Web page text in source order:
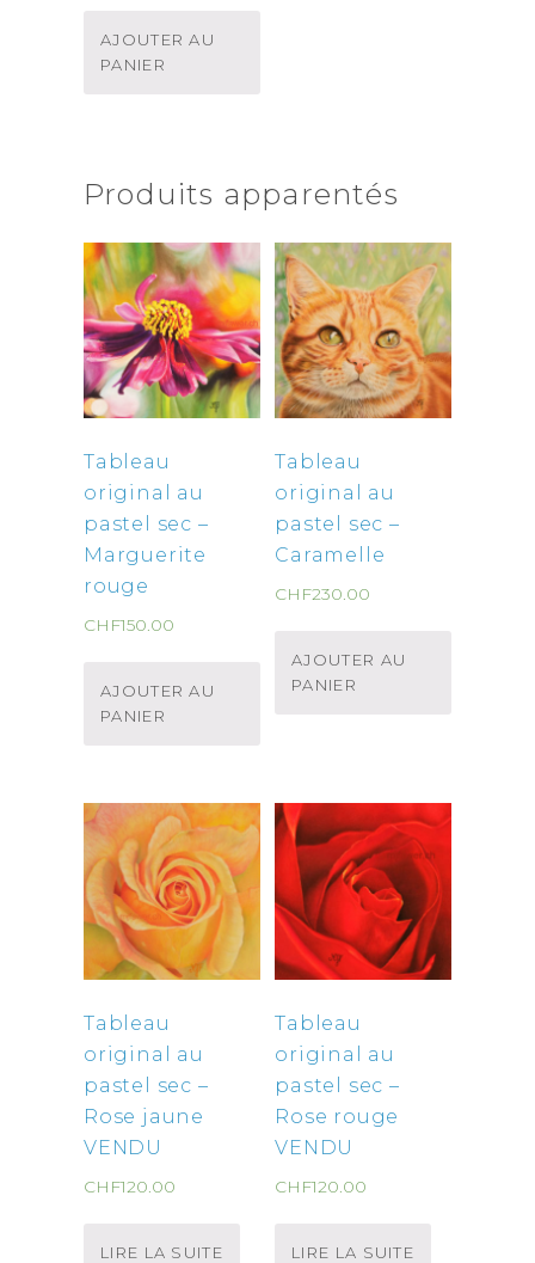
AJOUTER AU
PANIER
Produits apparentés
Tableau
original au
pastel sec –
Marguerite
rouge
CHF150.00
AJOUTER AU
PANIER
Tableau
original au
pastel sec –
Caramelle
CHF230.00
AJOUTER AU
PANIER
Tableau
original au
pastel sec –
Rose jaune
VENDU
CHF120.00
LIRE LA SUITE
Tableau
original au
pastel sec –
Rose rouge
VENDU
CHF120.00
LIRE LA SUITE